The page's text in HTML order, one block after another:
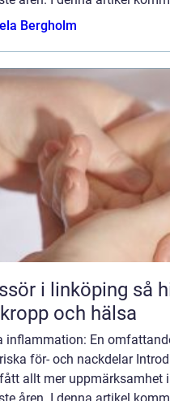
Bergholm
så hittar du rätt behandling
och hälsa
inflammation: En
för- och nackdelar
allt mer uppmärksamhet